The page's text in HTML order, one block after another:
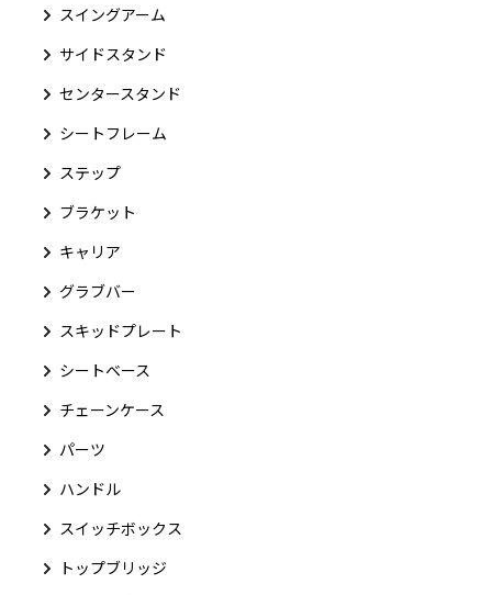
スイングアーム
サイドスタンド
センタースタンド
シートフレーム
ステップ
ブラケット
キャリア
グラブバー
スキッドプレート
シートベース
チェーンケース
パーツ
ハンドル
スイッチボックス
トップブリッジ